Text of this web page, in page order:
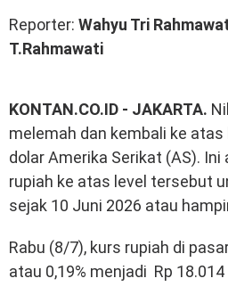
Reporter: Wahyu Tri
T.Rahmawati
KONTAN.CO.ID - JAKARTA.
melemah dan kembali ke atas
dolar Amerika Serikat (AS). Ini
rupiah ke atas level tersebut
sejak 10 Juni 2026 atau
Rabu (8/7), kurs rupiah di
atau 0,19% menjadi Rp 18.014